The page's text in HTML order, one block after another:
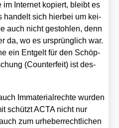
Inter­net kopiert, bleibt es
han­delt sich hier­bei um kei­
auch nicht gestoh­len, denn
da, wo es ursprüng­lich war.
ein Ent­gelt für den Schöp­
(Coun­ter­feit) ist des­
Imma­te­ri­al­rech­te wur­den
schützt ACTA nicht nur
zum urhe­ber­recht­li­chen